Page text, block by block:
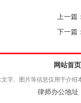
上一篇：
下一篇
网站首页
字、图片等信息仅用于介绍
律师办公地址